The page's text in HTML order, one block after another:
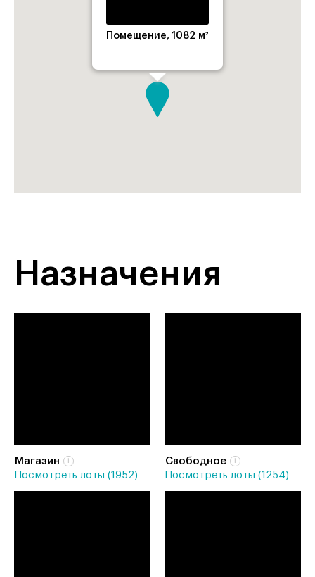
Помещение, 1082 м²
Назначения
Магазин
Посмотреть лоты (1952)
Свободное
Посмотреть лоты (1254)